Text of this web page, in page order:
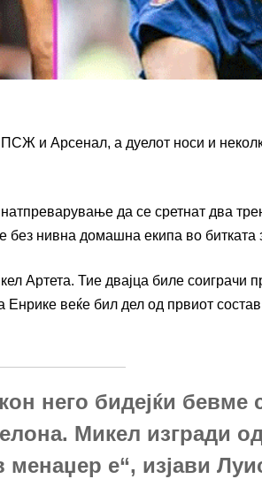
и Арсенал, а дуелот носи и
да се сретнат два
нивна домашна екипа во битката
Артета. Тие двајца биле соиграчи
веќе бил дел од првиот
него бидејќи бевме
Микел изгради
е“, изјави